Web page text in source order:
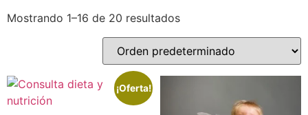
Mostrando 1–16 de 20 resultados
¡Oferta!